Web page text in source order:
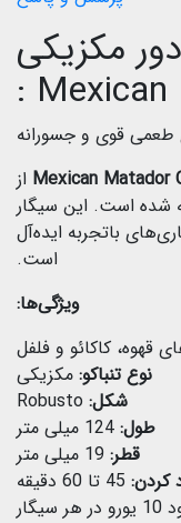
مکزیکی
Mexican
طعمی قوی و جسورانه
از
شده است. این سیگار
باتجربه ایده‌آل
است.
ویژگی‌ها:
قهوه، کاکائو و فلفل
نوع تنباکو: مکزیکی
شکل:
طول:
قطر:
کردن: